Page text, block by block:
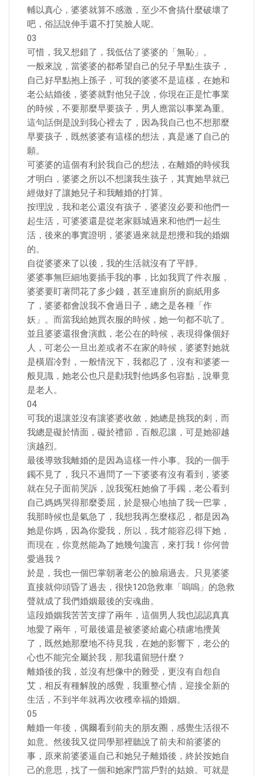
輔以真心，婆婆就算不感激，至少不會搞什麼破壞了
吧，俗話說伸手還不打笑臉人呢。
03
可惜，我又想錯了，我低估了婆婆的「無恥」。
一般來說，當婆婆的都希望自己的兒子早點生孩子，
自己好早點抱上孫子，可我的婆婆不是這樣，在她和
老公結婚後，婆婆就對他兒子說，你現在正是忙事業
的時候，不要那麼早要孩子，男人應當以事業為重。
這句話倒是說到我心裡去了，因為我自己也不想那麼
早要孩子，既然婆婆有這樣的想法，真是遂了自己的
願。
可婆婆的這個有利於我自己的想法，在離婚的時候我
才明白，婆婆之所以不想讓我生孩子，其實她早就已
經做好了讓她兒子和我離婚的打算。
按理說，我和老公還沒有孩子，婆婆沒必要和他們一
起生活，可婆婆還是從老家縣城過來和他們一起生
活，後來的事實證明，婆婆過來就是想攪和我的婚姻
的。
自從婆婆來了以後，我的生活就沒有了平靜。
婆婆事無巨細地要插手我的事，比如我買了件衣服，
婆婆要盯著問花了多少錢，甚至連廁所的廁紙用多
了，婆婆都會說我不會過日子，總之是各種「作
妖」。而當我給她買衣服的時候，她一句都不吭了。
並且婆婆還很會演戲，老公在的時候，表現得像個好
人，可老公一旦出差或者不在家的時候，婆婆對她就
是橫眉冷對，一般情況下，我都忍了，沒有和婆婆一
般見識，她老公也只是勸我對他媽多包容點，說畢竟
是老人。
04
可我的退讓並沒有讓婆婆收斂，她總是挑我的刺，而
我總是礙於情面，礙於禮節，百般忍讓，可是她卻越
演越烈。
最後導致我離婚的是因為這樣一件小事。我的一個手
鐲不見了，我只不過問了一下婆婆有沒有看到，婆婆
就在兒子面前哭訴，說我冤枉她偷了手鐲，老公看到
自己媽媽哭得那麼委屈，於是狠心地抽了我一巴掌，
我那時候也是氣急了，我想我再怎麼樣忍，都是因為
她是你媽，因為你愛我，所以，我才能容忍得下她，
而現在，你竟然能為了她幾句讒言，來打我！你何曾
愛過我？
於是，我也一個巴掌朝著老公的臉扇過去。只見婆婆
直接就仰頭昏了過去，很快120急救車「嗚嗚」的急救
聲就成了我們婚姻最後的安魂曲。
這段婚姻我苦苦支撐了兩年，這個男人我也認認真真
地愛了兩年，可最後還是被婆婆給處心積慮地攪黃
了，既然她那麼地不待見我，在她的影響下，老公的
心也不能完全屬於我，那我還留戀什麼？
離婚後的我，並沒有想像中的難受，更沒有自怨自
艾，相反有種解脫的感覺，我重整心情，迎接全新的
生活，不到半年就再次收穫幸福的婚姻。
05
離婚一年後，偶爾看到前夫的朋友圈，感覺生活很不
如意。然後我又從同學那裡聽說了前夫和前婆婆的
事，原來前婆婆逼自己和她兒子離婚後，終於按她自
己的意思，找了一個和她家門當戶對的姑娘。可就是